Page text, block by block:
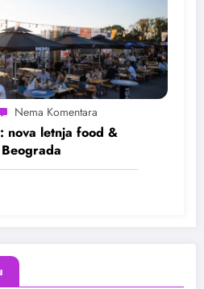
nova letnja food &